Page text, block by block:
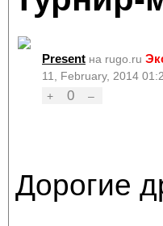
Present на rugo.ru
11, February, 2014
+
0 –
Дорогие